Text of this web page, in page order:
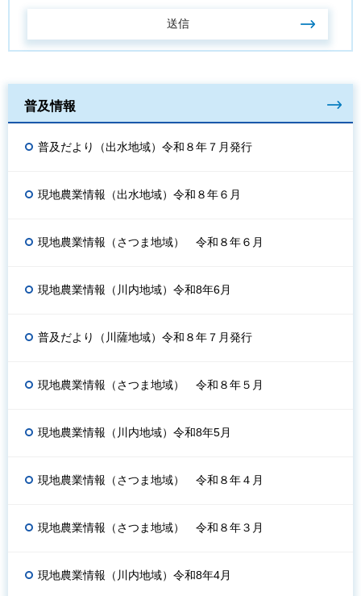
普及情報
普及だより（出水地域）令和８年７月発行
現地農業情報（出水地域）令和８年６月
現地農業情報（さつま地域） 令和８年６月
現地農業情報（川内地域）令和8年6月
普及だより（川薩地域）令和８年７月発行
現地農業情報（さつま地域） 令和８年５月
現地農業情報（川内地域）令和8年5月
現地農業情報（さつま地域） 令和８年４月
現地農業情報（さつま地域） 令和８年３月
現地農業情報（川内地域）令和8年4月